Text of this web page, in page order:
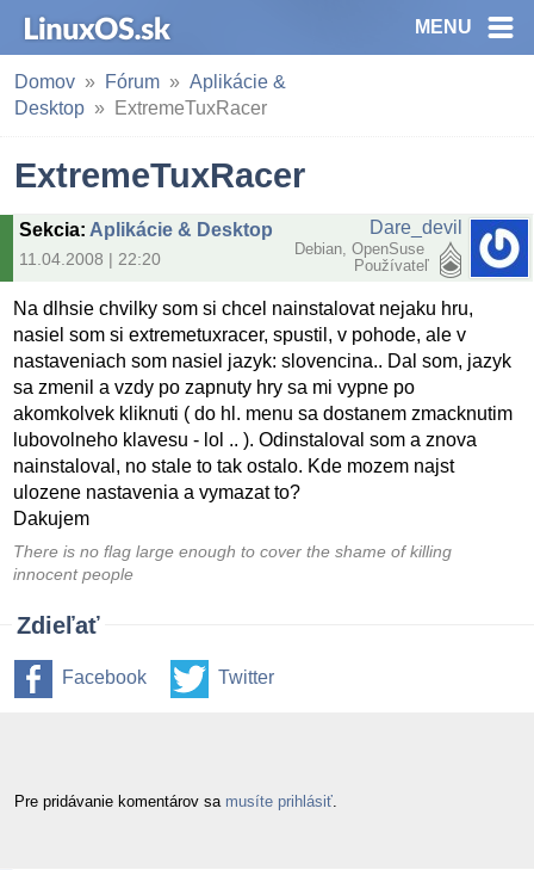
MENU
Domov Fórum
Aplikácie &
Desktop
ExtremeTuxRacer
ExtremeTuxRacer
Sekcia: Aplikácie & Desktop
11.04.2008 | 22:20
Dare_devil
Debian, OpenSuse
Používateľ
Na dlhsie chvilky som si chcel nainstalovat nejaku hru,
nasiel som si extremetuxracer, spustil, v pohode, ale v
nastaveniach som nasiel jazyk: slovencina.. Dal som, jazyk
sa zmenil a vzdy po zapnuty hry sa mi vypne po
akomkolvek kliknuti ( do hl. menu sa dostanem zmacknutim
lubovolneho klavesu - lol .. ). Odinstaloval som a znova
nainstaloval, no stale to tak ostalo. Kde mozem najst
ulozene nastavenia a vymazat to?
Dakujem
There is no flag large enough to cover the shame of killing
innocent people
Zdieľať
Facebook Twitter
Pre pridávanie komentárov sa musíte prihlásiť